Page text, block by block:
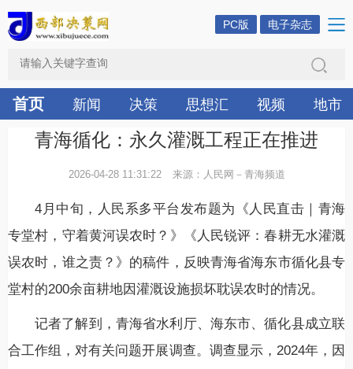
PC版 电子杂志
首页 新闻 决策 思想汇 视频 地市
青海循化：永久灌溉工程正在推进
2026-04-28 11:31:22 来源：人民网－青海频道
4月中旬，人民系多平台发布题为《人民直击｜青海
专堂村，守着黄河误农时？》《人民锐评：春耕无水灌溉
误农时，谁之责？》的稿件，反映青海省海东市循化县专
堂村的200余亩耕地因灌溉设施损坏耽误农时的情况。
记者了解到，青海省水利厅、海东市、循化县成立联
合工作组，对有关问题开展调查。调查显示，2024年，因